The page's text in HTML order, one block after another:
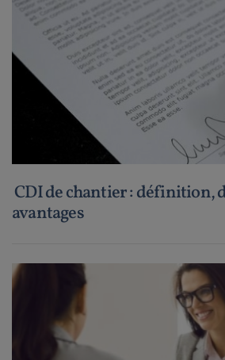
CDI de chantier : définition,
avantages